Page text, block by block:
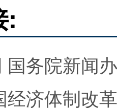
:
国务院新闻
经济体制改